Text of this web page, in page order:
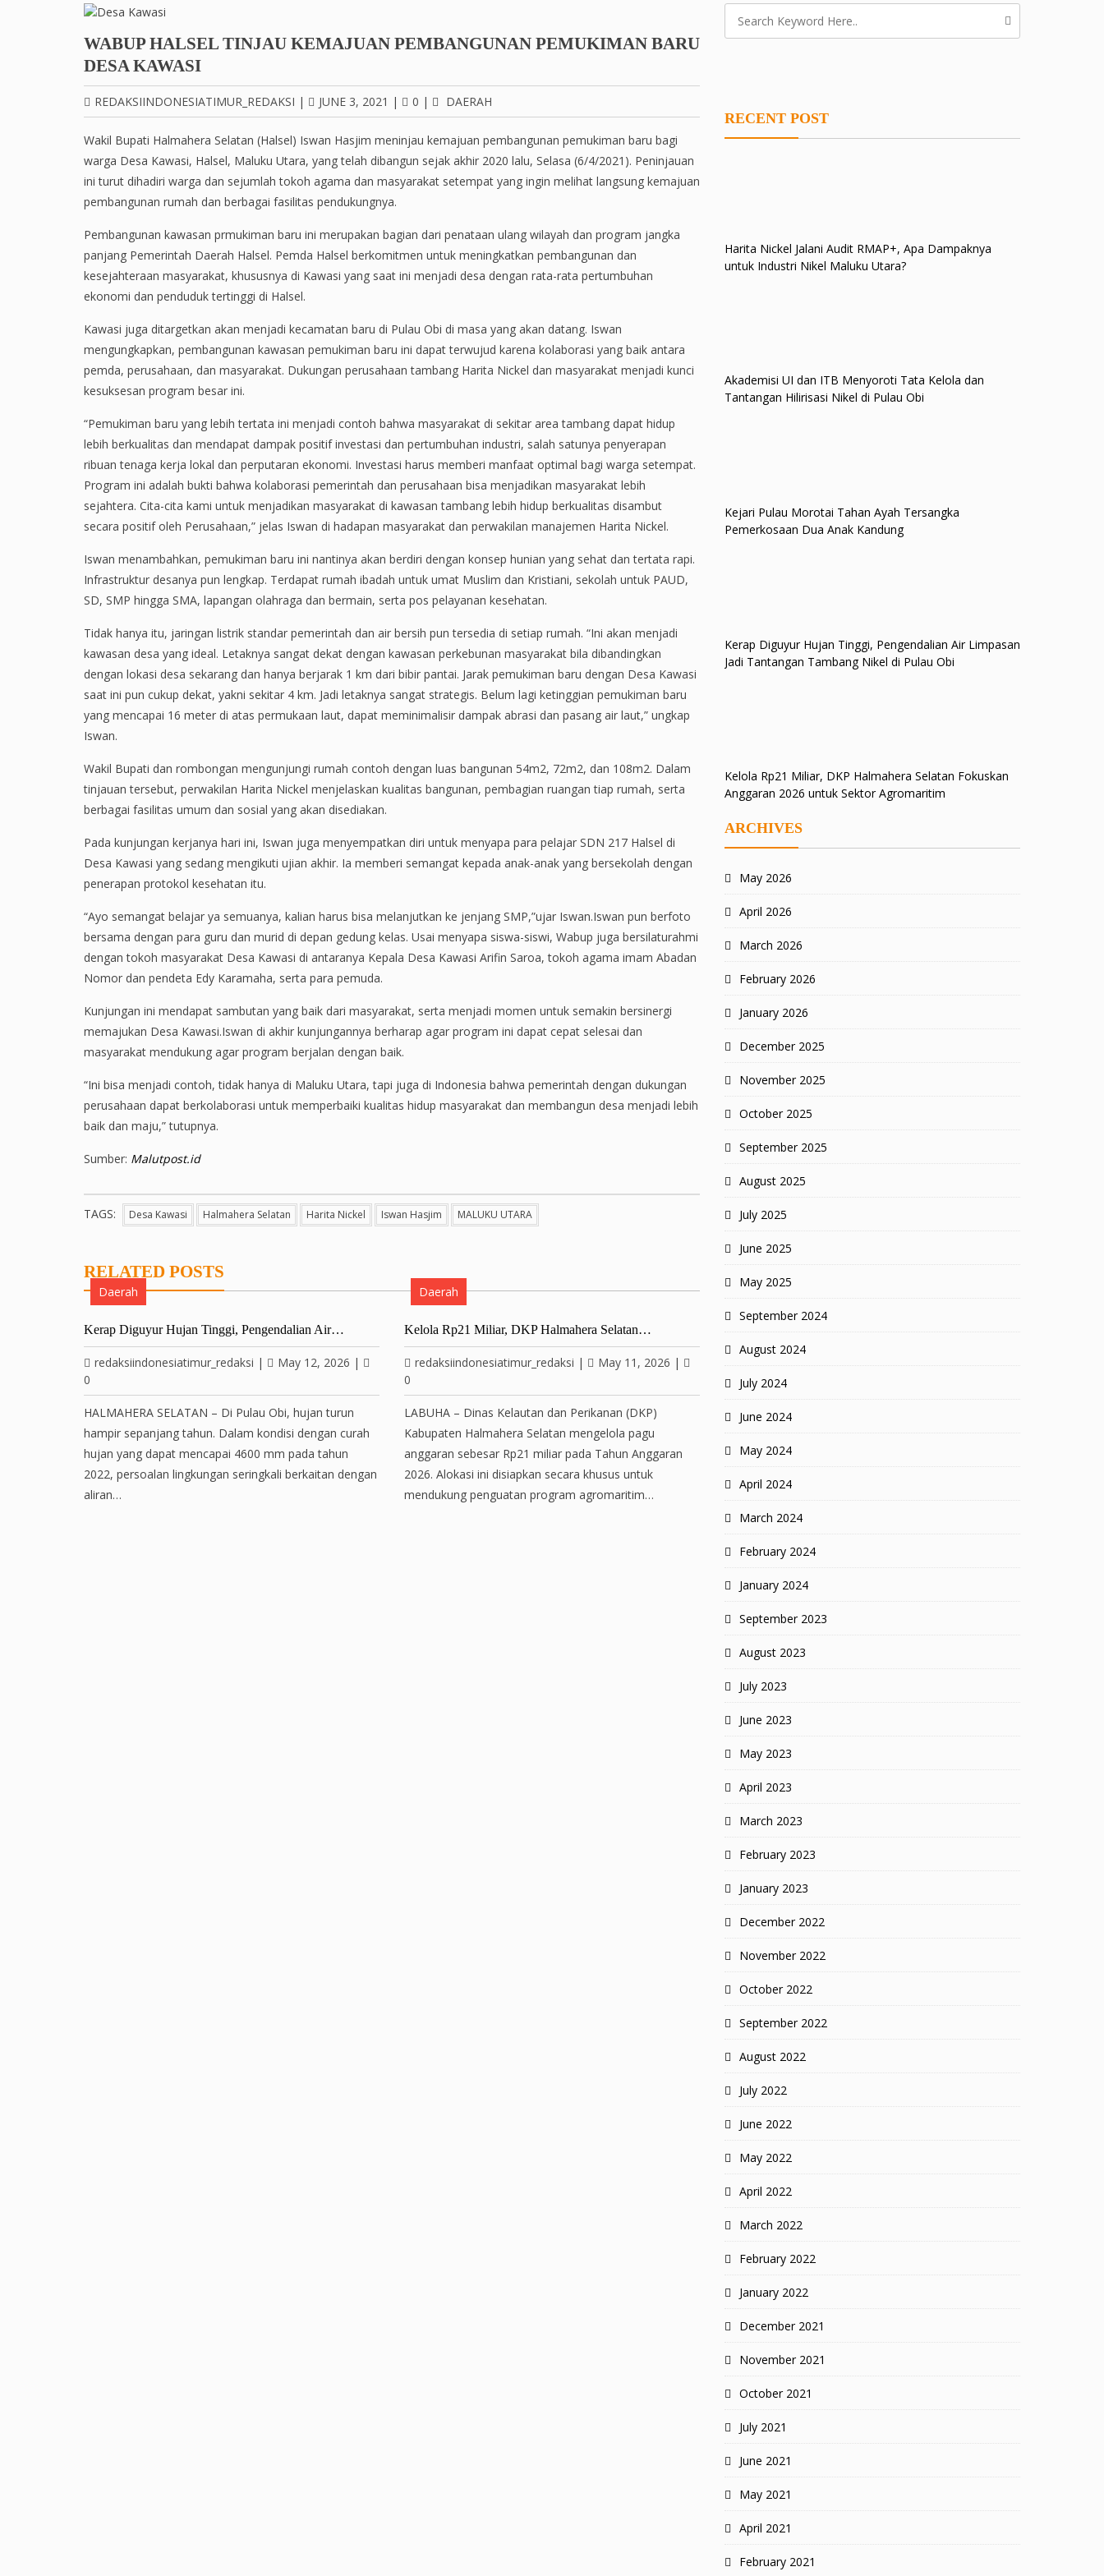
WABUP HALSEL TINJAU KEMAJUAN PEMBANGUNAN PEMUKIMAN BARU
DESA KAWASI
REDAKSIINDONESIATIMUR_REDAKSI | JUNE 3, 2021 | 0 | DAERAH
Wakil Bupati Halmahera Selatan (Halsel) Iswan Hasjim meninjau kemajuan pembangunan pemukiman baru bagi
warga Desa Kawasi, Halsel, Maluku Utara, yang telah dibangun sejak akhir 2020 lalu, Selasa (6/4/2021). Peninjauan
ini turut dihadiri warga dan sejumlah tokoh agama dan masyarakat setempat yang ingin melihat langsung kemajuan
pembangunan rumah dan berbagai fasilitas pendukungnya.
Pembangunan kawasan prmukiman baru ini merupakan bagian dari penataan ulang wilayah dan program jangka
panjang Pemerintah Daerah Halsel. Pemda Halsel berkomitmen untuk meningkatkan pembangunan dan
kesejahteraan masyarakat, khususnya di Kawasi yang saat ini menjadi desa dengan rata-rata pertumbuhan
ekonomi dan penduduk tertinggi di Halsel.
Kawasi juga ditargetkan akan menjadi kecamatan baru di Pulau Obi di masa yang akan datang. Iswan
mengungkapkan, pembangunan kawasan pemukiman baru ini dapat terwujud karena kolaborasi yang baik antara
pemda, perusahaan, dan masyarakat. Dukungan perusahaan tambang Harita Nickel dan masyarakat menjadi kunci
kesuksesan program besar ini.
“Pemukiman baru yang lebih tertata ini menjadi contoh bahwa masyarakat di sekitar area tambang dapat hidup
lebih berkualitas dan mendapat dampak positif investasi dan pertumbuhan industri, salah satunya penyerapan
ribuan tenaga kerja lokal dan perputaran ekonomi. Investasi harus memberi manfaat optimal bagi warga setempat.
Program ini adalah bukti bahwa kolaborasi pemerintah dan perusahaan bisa menjadikan masyarakat lebih
sejahtera. Cita-cita kami untuk menjadikan masyarakat di kawasan tambang lebih hidup berkualitas disambut
secara positif oleh Perusahaan,” jelas Iswan di hadapan masyarakat dan perwakilan manajemen Harita Nickel.
Iswan menambahkan, pemukiman baru ini nantinya akan berdiri dengan konsep hunian yang sehat dan tertata rapi.
Infrastruktur desanya pun lengkap. Terdapat rumah ibadah untuk umat Muslim dan Kristiani, sekolah untuk PAUD,
SD, SMP hingga SMA, lapangan olahraga dan bermain, serta pos pelayanan kesehatan.
Tidak hanya itu, jaringan listrik standar pemerintah dan air bersih pun tersedia di setiap rumah. “Ini akan menjadi
kawasan desa yang ideal. Letaknya sangat dekat dengan kawasan perkebunan masyarakat bila dibandingkan
dengan lokasi desa sekarang dan hanya berjarak 1 km dari bibir pantai. Jarak pemukiman baru dengan Desa Kawasi
saat ini pun cukup dekat, yakni sekitar 4 km. Jadi letaknya sangat strategis. Belum lagi ketinggian pemukiman baru
yang mencapai 16 meter di atas permukaan laut, dapat meminimalisir dampak abrasi dan pasang air laut,” ungkap
Iswan.
Wakil Bupati dan rombongan mengunjungi rumah contoh dengan luas bangunan 54m2, 72m2, dan 108m2. Dalam
tinjauan tersebut, perwakilan Harita Nickel menjelaskan kualitas bangunan, pembagian ruangan tiap rumah, serta
berbagai fasilitas umum dan sosial yang akan disediakan.
Pada kunjungan kerjanya hari ini, Iswan juga menyempatkan diri untuk menyapa para pelajar SDN 217 Halsel di
Desa Kawasi yang sedang mengikuti ujian akhir. Ia memberi semangat kepada anak-anak yang bersekolah dengan
penerapan protokol kesehatan itu.
“Ayo semangat belajar ya semuanya, kalian harus bisa melanjutkan ke jenjang SMP,”ujar Iswan.Iswan pun berfoto
bersama dengan para guru dan murid di depan gedung kelas. Usai menyapa siswa-siswi, Wabup juga bersilaturahmi
dengan tokoh masyarakat Desa Kawasi di antaranya Kepala Desa Kawasi Arifin Saroa, tokoh agama imam Abadan
Nomor dan pendeta Edy Karamaha, serta para pemuda.
Kunjungan ini mendapat sambutan yang baik dari masyarakat, serta menjadi momen untuk semakin bersinergi
memajukan Desa Kawasi.Iswan di akhir kunjungannya berharap agar program ini dapat cepat selesai dan
masyarakat mendukung agar program berjalan dengan baik.
“Ini bisa menjadi contoh, tidak hanya di Maluku Utara, tapi juga di Indonesia bahwa pemerintah dengan dukungan
perusahaan dapat berkolaborasi untuk memperbaiki kualitas hidup masyarakat dan membangun desa menjadi lebih
baik dan maju,” tutupnya.
Sumber: Malutpost.id
TAGS: Desa Kawasi Halmahera Selatan Harita Nickel Iswan Hasjim MALUKU UTARA
RELATED POSTS
Daerah
Kerap Diguyur Hujan Tinggi, Pengendalian Air…
redaksiindonesiatimur_redaksi | May 12, 2026 |
0
HALMAHERA SELATAN – Di Pulau Obi, hujan turun
hampir sepanjang tahun. Dalam kondisi dengan curah
hujan yang dapat mencapai 4600 mm pada tahun
2022, persoalan lingkungan seringkali berkaitan dengan
aliran…
Daerah
Kelola Rp21 Miliar, DKP Halmahera Selatan…
redaksiindonesiatimur_redaksi | May 11, 2026 |
0
LABUHA – Dinas Kelautan dan Perikanan (DKP)
Kabupaten Halmahera Selatan mengelola pagu
anggaran sebesar Rp21 miliar pada Tahun Anggaran
2026. Alokasi ini disiapkan secara khusus untuk
mendukung penguatan program agromaritim…
RECENT POST
Harita Nickel Jalani Audit RMAP+, Apa Dampaknya
untuk Industri Nikel Maluku Utara?
Akademisi UI dan ITB Menyoroti Tata Kelola dan
Tantangan Hilirisasi Nikel di Pulau Obi
Kejari Pulau Morotai Tahan Ayah Tersangka
Pemerkosaan Dua Anak Kandung
Kerap Diguyur Hujan Tinggi, Pengendalian Air Limpasan
Jadi Tantangan Tambang Nikel di Pulau Obi
Kelola Rp21 Miliar, DKP Halmahera Selatan Fokuskan
Anggaran 2026 untuk Sektor Agromaritim
ARCHIVES
May 2026
April 2026
March 2026
February 2026
January 2026
December 2025
November 2025
October 2025
September 2025
August 2025
July 2025
June 2025
May 2025
September 2024
August 2024
July 2024
June 2024
May 2024
April 2024
March 2024
February 2024
January 2024
September 2023
August 2023
July 2023
June 2023
May 2023
April 2023
March 2023
February 2023
January 2023
December 2022
November 2022
October 2022
September 2022
August 2022
July 2022
June 2022
May 2022
April 2022
March 2022
February 2022
January 2022
December 2021
November 2021
October 2021
July 2021
June 2021
May 2021
April 2021
February 2021